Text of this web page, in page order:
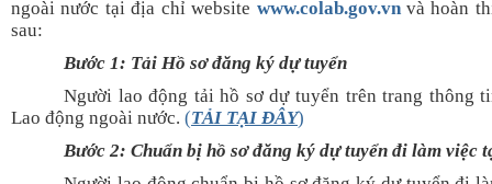
ngoài nước tại địa chỉ website www.colab.gov.vnvà hoàn
sau:
Bước 1: Tải Hồ sơ đăng ký dự tuyển
Người lao động tải hồ sơ dự tuyển trên trang thông
Lao động ngoài nước. (TẢI TẠI ĐÂY)
Bước 2: Chuẩn bị hồ sơ đăng ký dự tuyển đi làm việc